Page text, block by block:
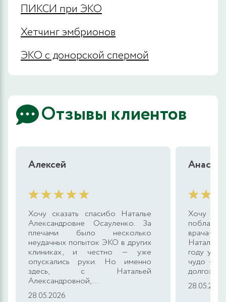
ПИКСИ при ЭКО
Хетчинг эмбрионов
ЭКО с донорской спермой
Отзывы клиентов
Алексей
Хочу сказать спасибо Наталье
Александровне Осауленко. За
плечами было несколько
неудачных попыток ЭКО в других
клиниках, и честно — уже
опускались руки. Но именно
здесь, с Натальей
Александровной,...
28.05.2026
Хочу
врача-
Наталью
году у
чудо —
28.05.2026